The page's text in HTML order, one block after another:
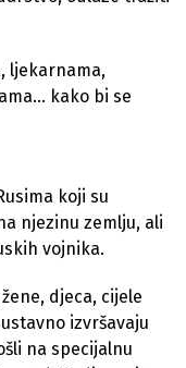
ljekarnama,
kako bi se
koji su
njezinu zemlju, ali
vojnika.
djeca, cijele
izvršavaju
na specijalnu